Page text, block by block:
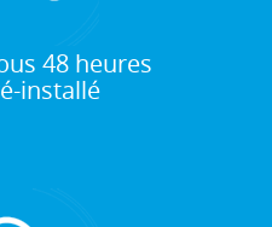
48 heures
installé